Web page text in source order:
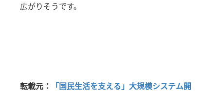
広がりそうです。
転載元：
「国民生活を支える」大規模システム開